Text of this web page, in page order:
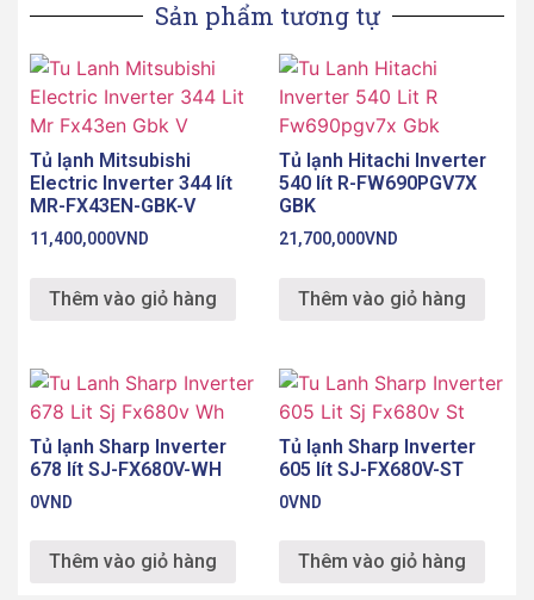
Sản phẩm tương tự
Tủ lạnh Mitsubishi
Electric Inverter 344 lít
MR-FX43EN-GBK-V
11,400,000VND
Thêm vào giỏ hàng
Tủ lạnh Hitachi Inverter
540 lít R-FW690PGV7X
GBK
21,700,000VND
Thêm vào giỏ hàng
Tủ lạnh Sharp Inverter
678 lít SJ-FX680V-WH
0VND
Thêm vào giỏ hàng
Tủ lạnh Sharp Inverter
605 lít SJ-FX680V-ST
0VND
Thêm vào giỏ hàng